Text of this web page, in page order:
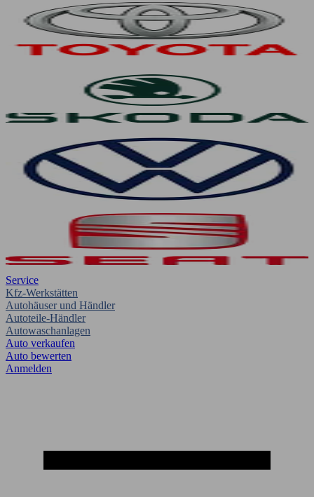
Service
Kfz-Werkstätten
Autohäuser und Händler
Autoteile-Händler
Autowaschanlagen
Auto verkaufen
Auto bewerten
Anmelden